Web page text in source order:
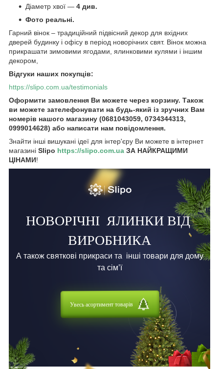
Діаметр хвої — 4 див.
Фото реальні.
Гарний вінок – традиційний підвісний декор для вхідних
дверей будинку і офісу в період новорічних свят. Вінок можна
прикрашати зимовими ягодами, ялинковими кулями і іншим
декором,
Відгуки наших покупців:
https://slipo.com.ua/testimonials
Оформити замовлення Ви можете через корзину. Також
ви можете зателефонувати на будь-який із зручних Вам
номерів нашого магазину (0681043059, 0734344313,
0999014628) або написати нам повідомлення.
Знайти інші вишукані ідеї для інтер'єру Ви можете в інтернет
магазині Slipo https://slipo.com.ua ЗА НАЙКРАЩИМИ
ЦІНАМИ!
НОВОРІЧНІ ЯЛИНКИ ВІД
ВИРОБНИКА
А також святкові прикраси та інші товари для дому
та сім’ї
Увесь асортимент товарів